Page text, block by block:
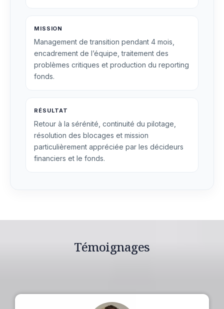
MISSION
Management de transition pendant 4 mois,
encadrement de l’équipe, traitement des
problèmes critiques et production du reporting
fonds.
RÉSULTAT
Retour à la sérénité, continuité du pilotage,
résolution des blocages et mission
particulièrement appréciée par les décideurs
financiers et le fonds.
Témoignages